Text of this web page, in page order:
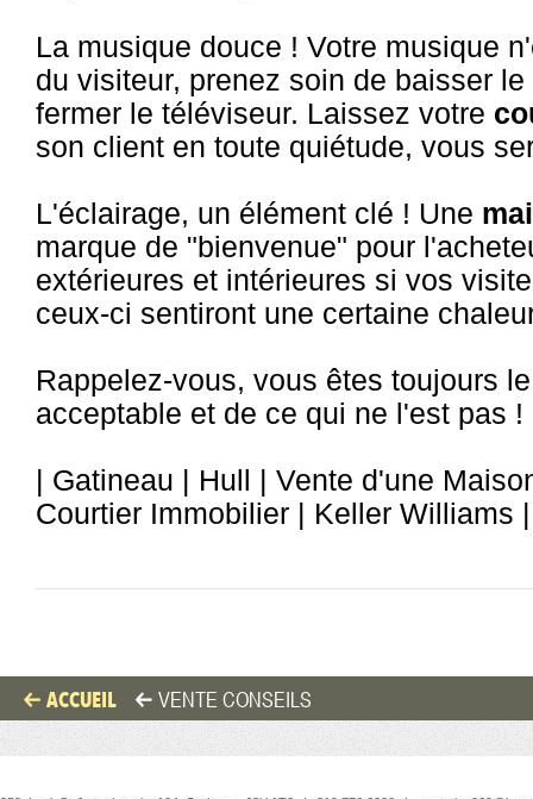
La musique douce ! Votre musique
du visiteur, prenez soin de baisser
fermer le téléviseur. Laissez votre
son client en toute quiétude, vous
L'éclairage, un élément clé ! Une
marque de "bienvenue" pour
extérieures et intérieures si vos
ceux-ci sentiront une certaine
Rappelez-vous, vous êtes toujours
acceptable et de ce qui ne l'est pas !
| Gatineau | Hull | Vente d'une
Courtier Immobilier | Keller Williams
ACCUEIL VENTE CONSEILS